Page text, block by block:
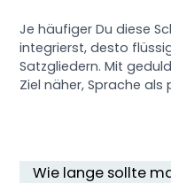
Je häufiger Du diese
integrierst, desto
Satzgliedern. Mit
Ziel näher, Sprache als
Wie lange sollte